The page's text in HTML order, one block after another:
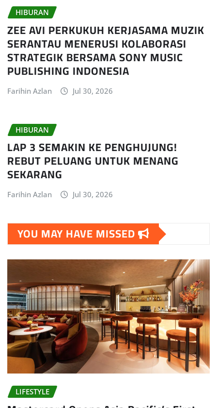
HIBURAN
ZEE AVI PERKUKUH KERJASAMA MUZIK
SERANTAU MENERUSI KOLABORASI
STRATEGIK BERSAMA SONY MUSIC
PUBLISHING INDONESIA
Farihin Azlan Jul 30, 2026
HIBURAN
LAP 3 SEMAKIN KE PENGHUJUNG!
REBUT PELUANG UNTUK MENANG
SEKARANG
Farihin Azlan Jul 30, 2026
YOU MAY HAVE MISSED
LIFESTYLE